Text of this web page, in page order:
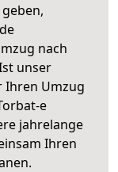
nach
unser
Ihren Umzug
e
jahrelange
Ihren